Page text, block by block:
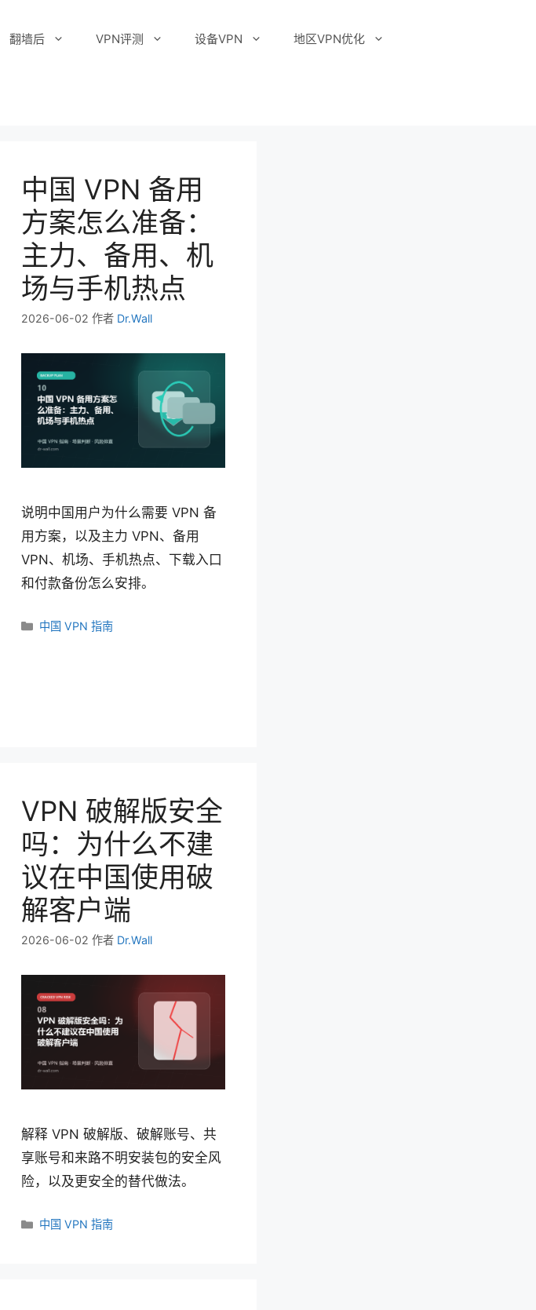
翻墙后 VPN评测 设备VPN 地区VPN优化
中国 VPN 备用
方案怎么准备：
主力、备用、机
场与手机热点
2026-06-02 作者 Dr.Wall
说明中国用户为什么需要 VPN 备
用方案，以及主力 VPN、备用
VPN、机场、手机热点、下载入口
和付款备份怎么安排。
分
中国 VPN 指南
VPN 破解版安全
吗：为什么不建
议在中国使用破
解客户端
2026-06-02 作者 Dr.Wall
解释 VPN 破解版、破解账号、共
享账号和来路不明安装包的安全风
险，以及更安全的替代做法。
分
中国 VPN 指南